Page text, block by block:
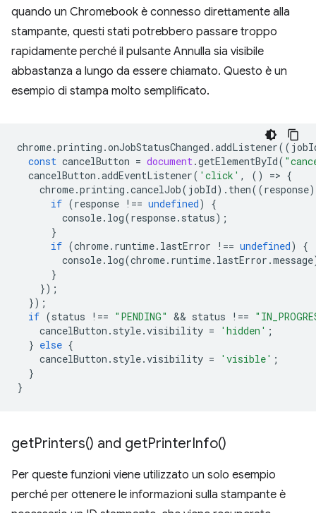
quando un Chromebook è connesso direttamente alla
stampante, questi stati potrebbero passare troppo
rapidamente perché il pulsante Annulla sia visibile
abbastanza a lungo da essere chiamato. Questo è un
esempio di stampa molto semplificato.
chrome.printing .onJobStatusChanged .addListener((
const cancelButton = document.getElementById(
cancelButton .addEventListener( 'click' , () => {
chrome.printing .cancelJob( jobId). then((response)
if (response !== undefined)
{
console. log(response. status);
}
if (chrome. runtime. lastError !== undefined)
{
console. log(chrome. runtime. lastError .message
}
});
});
if (status !== "PENDING" && status !==
cancelButton . style.visibility = 'hidden' ;
} else {
cancelButton . style.visibility = 'visible' ;
}
}
getPrinters() and getPrinterInfo()
Per queste funzioni viene utilizzato un solo esempio
perché per ottenere le informazioni sulla stampante è